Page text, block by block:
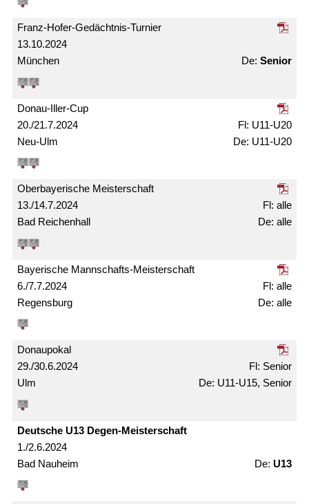
13.10.2024
Franz-Hofer-Gedächtnis-Turnier
München Senior
20./21.7.2024
Donau-Iller-Cup
Neu-Ulm
U11-U20
U11-U20
13./14.7.2024
Ober­bayerische Meister­schaft
Bad Reichenhall
alle
alle
6./7.7.2024
Bayerische Mann­schafts-Meister­schaft
Regensburg
alle
alle
29./30.6.2024
Donaupokal
Ulm
Senior
U11-U15, Senior
1./2.6.2024
Deutsche U13 Degen-Meister­schaft
Bad Nauheim U13